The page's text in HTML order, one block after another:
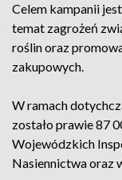
Celem kampanii
temat zagrożeń
roślin oraz
zakupowych.
W ramach
zostało prawie 87
Wojewódzkich
Nasiennictwa oraz